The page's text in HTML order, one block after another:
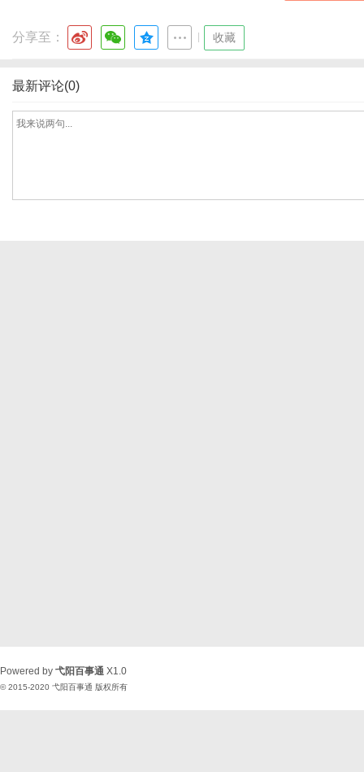
分享至： 收藏
最新评论(0)
Powered by 弋阳百事通 X1.0
© 2015-2020 弋阳百事通 版权所有